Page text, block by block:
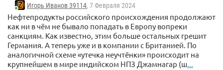
Игорь Иванов 39114, 7 Февраля 2024
Нефтепродукты российского происхождения продолжают
как ни в чём не бывало попадать в Европу вопреки
санкциям. Как известно, этим больше остальных грешит
Германия. А теперь уже и в компании с Британией. По
аналогичной схеме «утечка неучтёнки» происходит на
крупнейшем в мире индийском НПЗ Джамнагар (ш...